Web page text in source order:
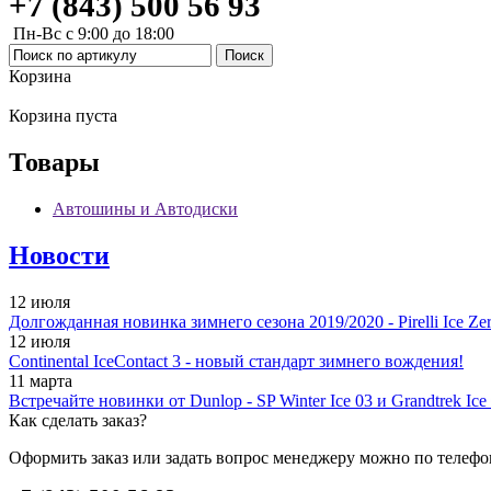
Пн-Вс с 9:00 до 18:00
Корзина
Корзина пуста
Товары
Автошины и Автодиски
Новости
12 июля
Долгожданная новинка зимнего сезона 2019/2020 - Pirelli Ice
12 июля
Continental IceContact 3 - новый стандарт зимнего вождения!
11 марта
Встречайте новинки от Dunlop - SP Winter Ice 03 и Grandtrek Ice
Как сделать заказ?
Оформить заказ или задать вопрос менеджеру можно по